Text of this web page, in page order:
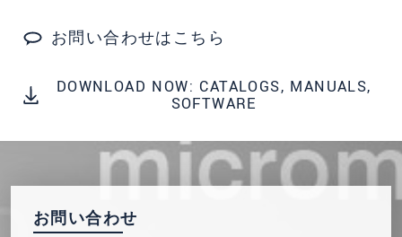
お問い合わせはこちら
DOWNLOAD NOW: CATALOGS, MANUALS,
SOFTWARE
お問い合わせ
メッセージを送信する